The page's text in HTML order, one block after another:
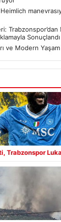
Trabzonspor’dan
Sonuçlandı
ve Modern Yaşam
Trabzonspor